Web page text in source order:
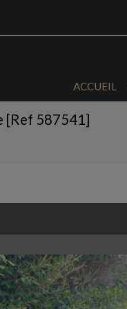
ACCUEIL
[Ref 587541]